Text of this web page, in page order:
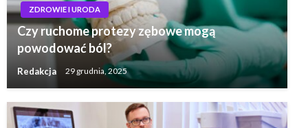
ZDROWIE I URODA
Czy ruchome protezy zębowe mogą
powodować ból?
Redakcja 29 grudnia, 2025